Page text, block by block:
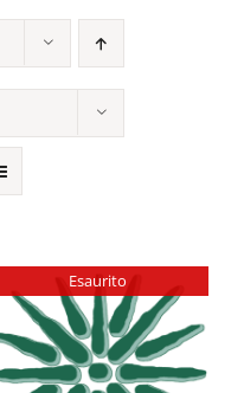
Esaurito